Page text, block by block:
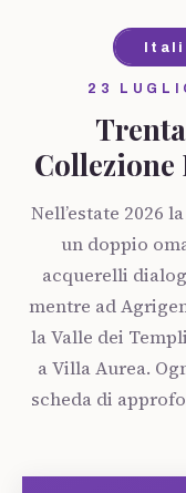
23
Collezione
Nell’estate 2026
un doppio
acquerelli
mentre ad
la Valle dei
a Villa Aurea.
scheda di